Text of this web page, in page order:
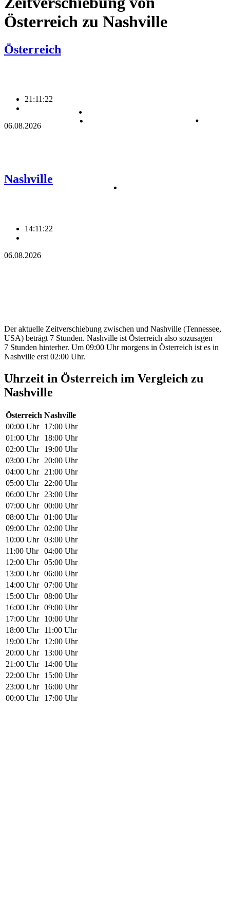
Österreich zu Nashville
Österreich
21:11:23
06.08.2026
Nashville
14:11:23
06.08.2026
Der aktuelle Zeitverschiebung zwischen und Nashville (Tennessee,
USA) beträgt 7 Stunden. Nashville ist Österreich also sozusagen
7 Stunden hinterher. Um 09:00 Uhr morgens in Österreich ist es in
Nashville erst 02:00 Uhr.
Uhrzeit in Österreich im Vergleich zu
Nashville
Österreich Nashville
00:00 Uhr
17:00 Uhr
01:00 Uhr
18:00 Uhr
02:00 Uhr
19:00 Uhr
03:00 Uhr 20:00 Uhr
04:00 Uhr 21:00 Uhr
05:00 Uhr 22:00 Uhr
06:00 Uhr 23:00 Uhr
07:00 Uhr 00:00 Uhr
08:00 Uhr 01:00 Uhr
09:00 Uhr 02:00 Uhr
10:00 Uhr 03:00 Uhr
11:00 Uhr
04:00 Uhr
12:00 Uhr 05:00 Uhr
13:00 Uhr 06:00 Uhr
14:00 Uhr 07:00 Uhr
15:00 Uhr 08:00 Uhr
16:00 Uhr 09:00 Uhr
17:00 Uhr
10:00 Uhr
18:00 Uhr
11:00 Uhr
19:00 Uhr
12:00 Uhr
20:00 Uhr
13:00 Uhr
21:00 Uhr
14:00 Uhr
22:00 Uhr
15:00 Uhr
23:00 Uhr
16:00 Uhr
00:00 Uhr
17:00 Uhr